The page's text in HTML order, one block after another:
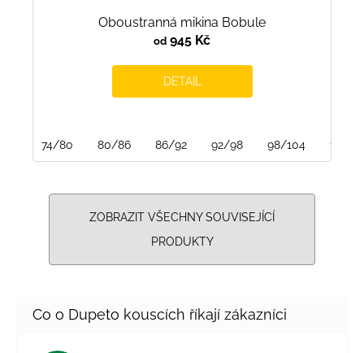
Oboustranná mikina Bobule
od 945 Kč
DETAIL
74/80 80/86 86/92 92/98 98/104 116/
ZOBRAZIT VŠECHNY SOUVISEJÍCÍ
PRODUKTY